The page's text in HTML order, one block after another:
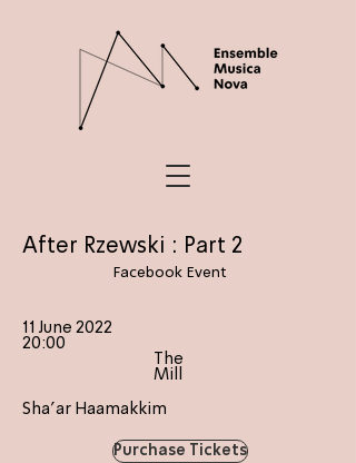
After Rzewski : Part 2
Facebook Event
11 June 2022
20:00
The
Mill
Sha'ar Haamakkim
Purchase Tickets